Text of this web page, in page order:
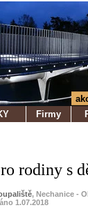
Firmy
rodiny s
, Nechanice -
1.07.2018